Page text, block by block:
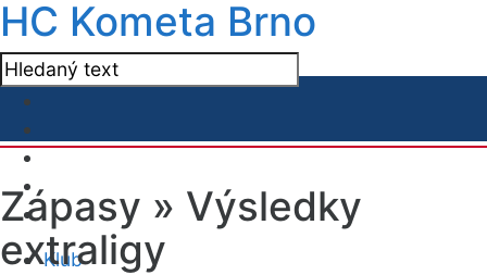
HC Kometa Brno
Klub
Zápasy » Výsledky
extraligy